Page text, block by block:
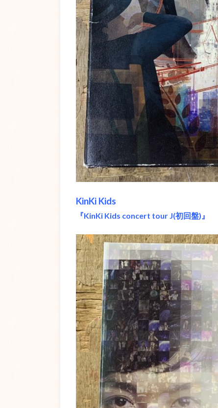
KinKi Kids
『KinKi Kids concert tour J(初回盤)』